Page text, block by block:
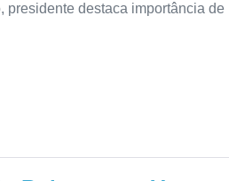
presidente destaca importância de